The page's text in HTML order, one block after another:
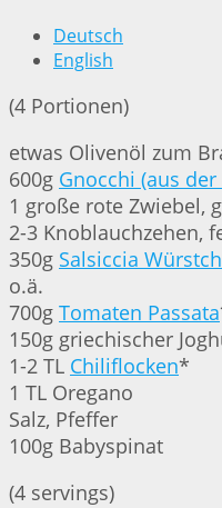
Deutsch
English
(4 Portionen)
etwas Olivenöl zum
600g Gnocchi (aus
1 große rote Zwiebel,
2-3 Knoblauchzehen,
350g Salsiccia
o.ä.
700g Tomaten Passata
150g griechischer
1-2 TL Chiliflocken*
1 TL Oregano
Salz, Pfeffer
100g Babyspinat
(4 servings)